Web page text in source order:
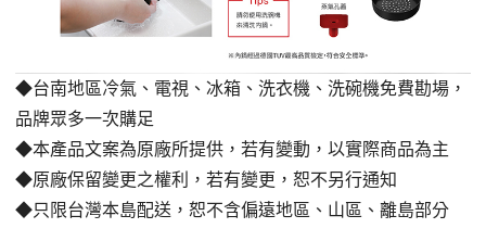
◆台南地區冷氣、電視、冰箱、洗衣機、洗碗機免費勘場 ，
品牌眾多一次購足
◆本產品文案為原廠所提供，若有變動，以實際商品為主
◆原廠保留變更之權利，若有變更，恕不另行通知
◆只限台灣本島配送，恕不含偏遠地區、山區、離島部分